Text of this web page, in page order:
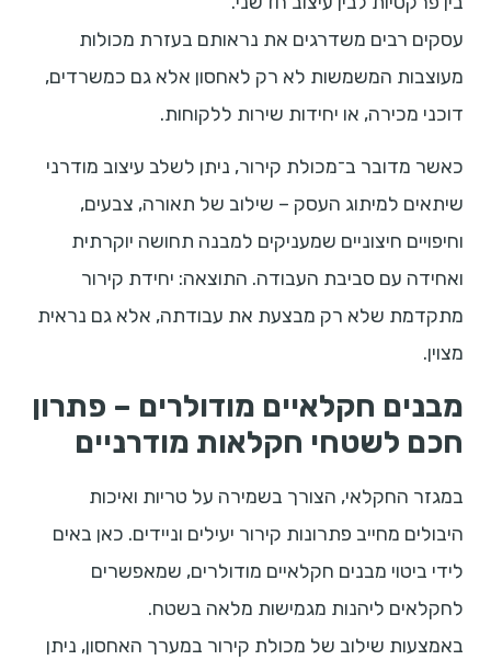
עסקים רבים משדרגים את נראותם בעזרת מכולות
מעוצבות המשמשות לא רק לאחסון אלא גם כמשרדים,
דוכני מכירה, או יחידות שירות ללקוחות.
כאשר מדובר ב־מכולת קירור, ניתן לשלב עיצוב מודרני
שיתאים למיתוג העסק – שילוב של תאורה, צבעים,
וחיפויים חיצוניים שמעניקים למבנה תחושה יוקרתית
ואחידה עם סביבת העבודה. התוצאה: יחידת קירור
מתקדמת שלא רק מבצעת את עבודתה, אלא גם נראית
מצוין.
מבנים חקלאיים מודולרים – פתרון
חכם לשטחי חקלאות מודרניים
במגזר החקלאי, הצורך בשמירה על טריות ואיכות
היבולים מחייב פתרונות קירור יעילים וניידים. כאן באים
לידי ביטוי מבנים חקלאיים מודולרים, שמאפשרים
לחקלאים ליהנות מגמישות מלאה בשטח.
באמצעות שילוב של מכולת קירור במערך האחסון, ניתן